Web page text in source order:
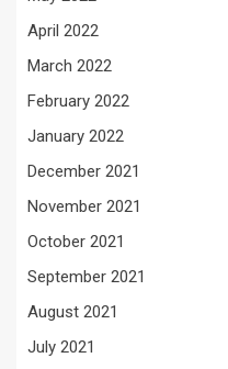
April 2022
March 2022
February 2022
January 2022
December 2021
November 2021
October 2021
September 2021
August 2021
July 2021